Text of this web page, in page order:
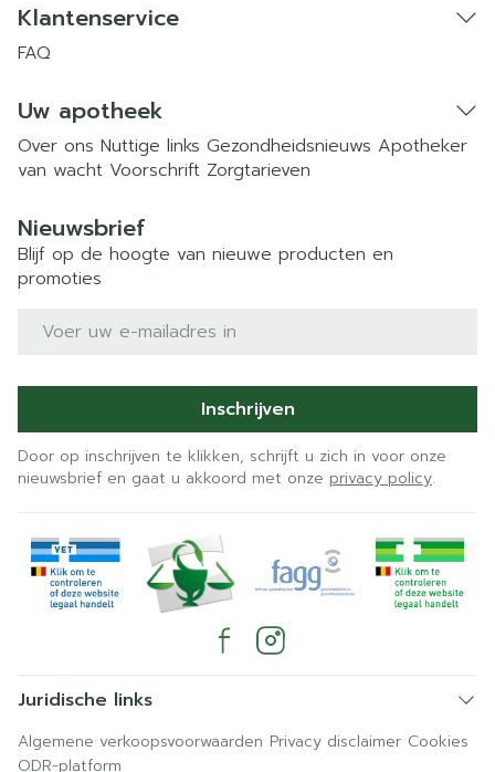
Klantenservice
FAQ
Uw apotheek
Over ons Nuttige links Gezondheidsnieuws Apotheker
van wacht Voorschrift Zorgtarieven
Nieuwsbrief
Blijf op de hoogte van nieuwe producten en
promoties
E-mail adres
Inschrijven
Door op inschrijven te klikken, schrijft u zich in voor onze
nieuwsbrief en gaat u akkoord met onze privacy policy.
Juridische links
Algemene verkoopsvoorwaarden Privacy disclaimer Cookies
ODR-platform